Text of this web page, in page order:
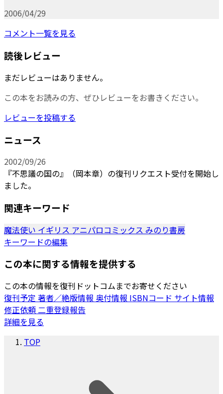
2006/04/29
コメント一覧を見る
読後レビュー
まだレビューはありません。
この本をお読みの方、ぜひレビューをお書きください。
レビューを投稿する
ニュース
2002/09/26
『不思議の国の』（岡本章）の復刊リクエスト受付を開始し
ました。
関連キーワード
魔法使い イギリス アニパロコミックス みのり書房
キーワードの編集
この本に関する情報を提供する
この本の情報を復刊ドットコムまでお寄せください
復刊予定 著者／絶版情報 奥付情報 ISBNコード サイト情報
修正依頼二重登録報告
詳細を見る
TOP